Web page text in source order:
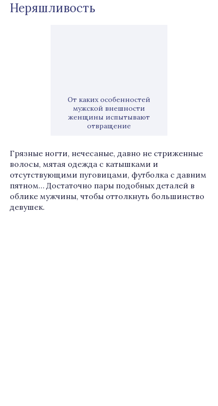
Неряшливость
От каких особенностей
мужской внешности
женщины испытывают
отвращение
Грязные ногти, нечесаные, давно не стриженные
волосы, мятая одежда с катышками и
отсутствующими пуговицами, футболка с давним
пятном… Достаточно пары подобных деталей в
облике мужчины, чтобы оттолкнуть большинство
девушек.